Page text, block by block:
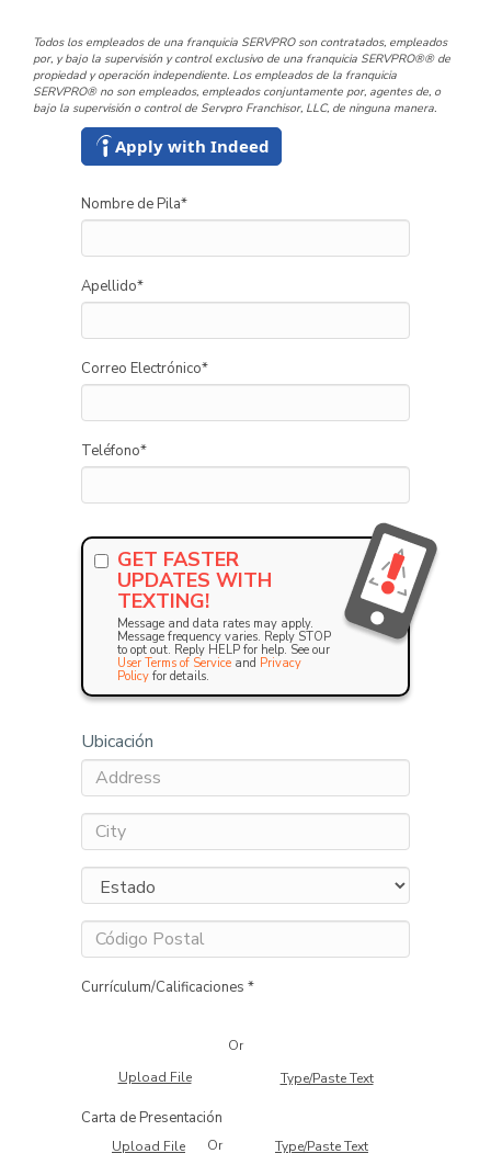
Todos los empleados de una franquicia SERVPRO son contratados, empleados
por, y bajo la supervisión y control exclusivo de una franquicia SERVPRO®® de
propiedad y operación independiente. Los empleados de la franquicia
SERVPRO® no son empleados, empleados conjuntamente por, agentes de, o
bajo la supervisión o control de Servpro Franchisor, LLC, de ninguna manera.
Apply with Indeed
Nombre de Pila*
Apellido*
Correo Electrónico*
Teléfono*
GET FASTER
UPDATES WITH
TEXTING!
Message and data rates may apply.
Message frequency varies. Reply STOP
to opt out. Reply HELP for help. See our
User Terms of Service and Privacy
Policy for details.
Ubicación
Currículum/Calificaciones *
Upload File
Or
Type/Paste Text
Carta de Presentación
Upload File Or Type/Paste Text